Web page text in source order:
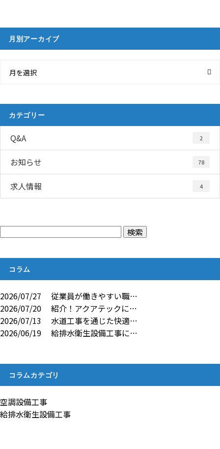
月別アーカイブ
月を選択
カテゴリー
Q&A 2
お知らせ 78
求人情報 4
コラム
2026/07/27
従業員が働きやすい職…
2026/07/20
紹介！アクアテックに…
2026/07/13
水道工事を通じた快適…
2026/06/19
給排水衛生設備工事に…
コラムカテゴリ
空調設備工事
給排水衛生設備工事